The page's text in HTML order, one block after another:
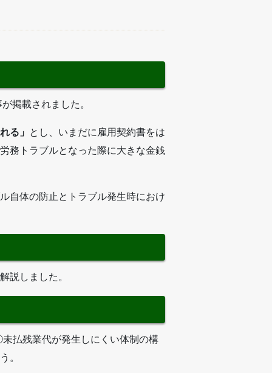
掲載されました。
る」 とし、いまだに雇用契約書をは
務トラブルとなった際に大きな金銭
自体の防止とトラブル発生時におけ
説しました。
払残業代が発生しにくい体制の構
。